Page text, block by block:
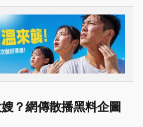
？網傳散播黑料企圖